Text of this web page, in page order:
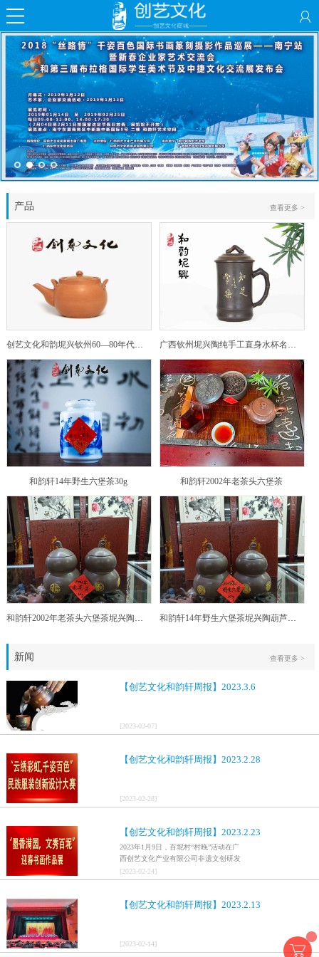
产品 查看更多 >
创艺文化和韵坭兴钦州60—80年代坭兴陶老壶——玉奎壶 广西钦州坭兴陶纯手工直身水杯名家陶瓷大师紫砂建水紫陶
和韵轩14年野生六堡茶30g 和韵轩2002年老茶头六堡茶
和韵轩2002年老茶头六堡茶坭兴陶葫芦茶罐 和韵轩14年野生六堡茶坭兴陶葫芦茶罐
新闻
【创艺文化和韵轩周报】2023.3.6
[2023-03-07]
【创艺文化和韵轩周报】2023.2.28
[2023-02-28]
【创艺文化和韵轩周报】2023.2.23
2023年1月9日，百坭村“村晚”活动在广
西创艺文化产业有限公司非遗文创研发
基地、百色市乐业县百坭壮族织布技艺
传承创意基地正式开启，活动紧扣“启航
村特色设计舞美，突出乡村文艺新体
[2023-02-24]
【创艺文化和韵轩周报】2023.2.13
[2023-02-14]
查看更多 >